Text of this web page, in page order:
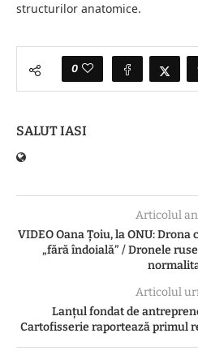
structurilor anatomice.
0
SALUT IASI
Articolul
VIDEO Oana Țoiu, la ONU:
„fără îndoială” / Dronele
Articolul
Lanțul fondat de
Cartofisserie raportează primul